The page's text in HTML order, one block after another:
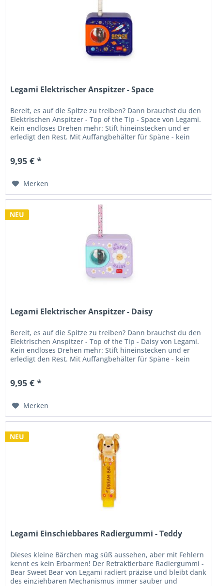
Legami Elektrischer Anspitzer - Space
Bereit, es auf die Spitze zu treiben? Dann brauchst du den
Elektrischen Anspitzer - Top of the Tip - Space von Legami.
Kein endloses Drehen mehr: Stift hineinstecken und er
erledigt den Rest. Mit Auffangbehälter für Späne - kein
9,95 € *
Merken
NEU
Legami Elektrischer Anspitzer - Daisy
Bereit, es auf die Spitze zu treiben? Dann brauchst du den
Elektrischen Anspitzer - Top of the Tip - Daisy von Legami.
Kein endloses Drehen mehr: Stift hineinstecken und er
erledigt den Rest. Mit Auffangbehälter für Späne - kein
9,95 € *
Merken
NEU
Legami Einschiebbares Radiergummi - Teddy
Dieses kleine Bärchen mag süß aussehen, aber mit Fehlern
kennt es kein Erbarmen! Der Retraktierbare Radiergummi -
Bear Sweet Bear von Legami radiert präzise und bleibt dank
des einziehbaren Mechanismus immer sauber und